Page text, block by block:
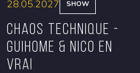
28.05.2027 SHOW
CHAOS TECHNIQUE -
GUIHOME & NICO EN
VRAI